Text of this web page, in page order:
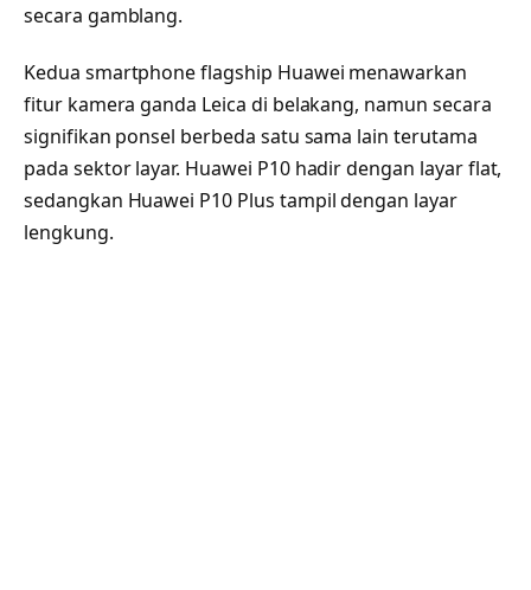
secara gamblang.
Kedua smartphone flagship Huawei menawarkan
fitur kamera ganda Leica di belakang, namun secara
signifikan ponsel berbeda satu sama lain terutama
pada sektor layar. Huawei P10 hadir dengan layar flat,
sedangkan Huawei P10 Plus tampil dengan layar
lengkung.